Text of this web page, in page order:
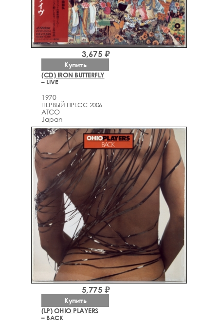
(CD) IRON BUTTERFLY
– LIVE
1970
ПЕРВЫЙ ПРЕСС 2006
ATCO
Japan
3,675 ₽
Купить
(LP) OHIO PLAYERS
– BACK
5,775 ₽
Купить